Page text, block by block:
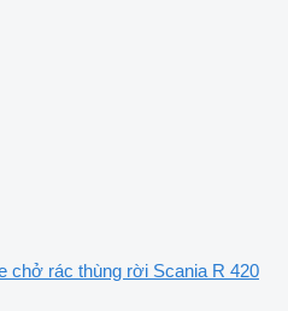
chở rác thùng rời Scania R 420